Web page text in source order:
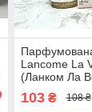
Lancome La
(Ланком Ла
103₴ 108 ₴